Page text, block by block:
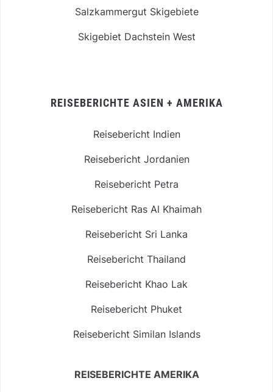
Salzkammergut Skigebiete
Skigebiet Dachstein West
REISEBERICHTE ASIEN + AMERIKA
Reisebericht Indien
Reisebericht Jordanien
Reisebericht Petra
Reisebericht Ras Al Khaimah
Reisebericht Sri Lanka
Reisebericht Thailand
Reisebericht Khao Lak
Reisebericht Phuket
Reisebericht Similan Islands
REISEBERICHTE AMERIKA